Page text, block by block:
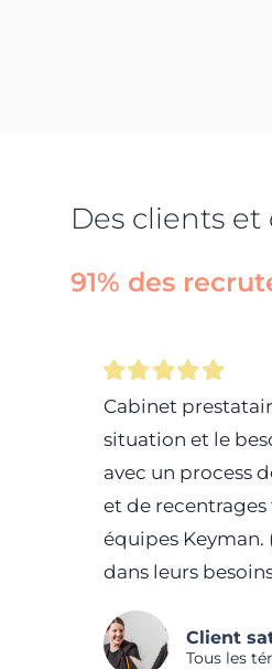
Des clients
91% des
Cabinet
situation et le
avec un process
et de recentrages
équipes Keyman.
dans leurs
Client
Tous les